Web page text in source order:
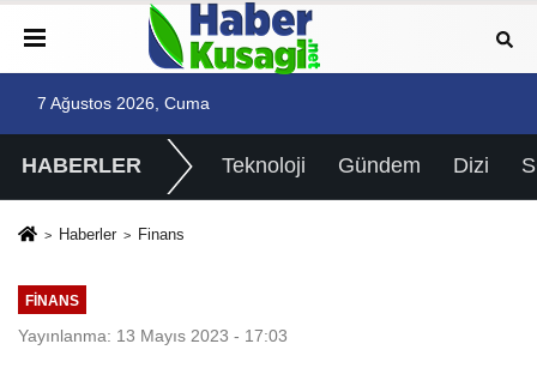
7 Ağustos 2026, Cuma
HABERLER Teknoloji Gündem Dizi
Haberler Finans
FINANS
Yayınlanma: 13 Mayıs 2023 - 17:03